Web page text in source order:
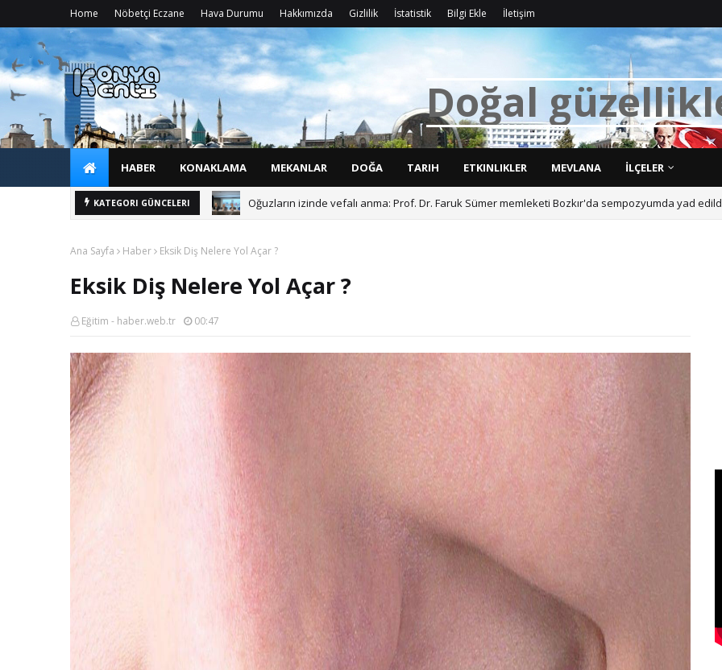
Home Nöbetçi Eczane Hava Durumu Hakkımızda Gizlilik İstatistik Bilgi Ekle İletişim
D
HABER KONAKLAMA MEKANLAR DOĞA TARIH ETKINLIKLER MEVLANA İLÇELER
KATEGORI GÜNCELERI Kaymakam ve Belediye Baskanindan ortak istisare toplantısı ve pazar ziyareti.
Ana Sayfa Haber Eksik Diş Nelere Yol Açar ?
Eksik Diş Nelere Yol Açar ?
Eğitim - haber.web.tr 00:47